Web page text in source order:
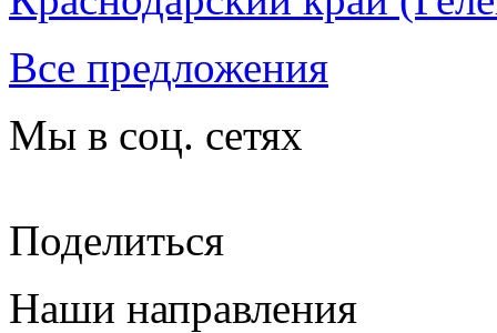
Все предложения
Мы в соц. сетях
Поделиться
Наши направления